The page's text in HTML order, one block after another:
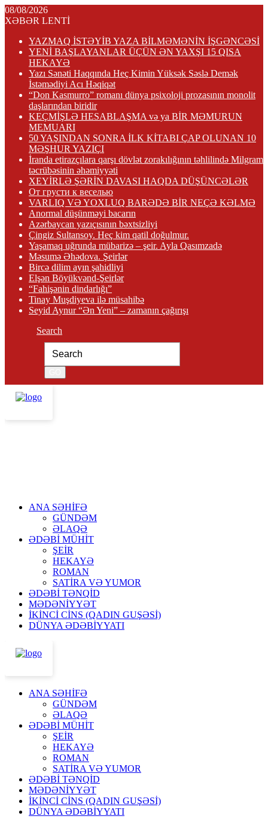
08/08/2026
XƏBƏR LENTİ
YAZMAQ İSTƏYİB YAZA BİLMƏMƏNİN İŞGƏNCƏSİ
YENİ BAŞLAYANLAR ÜÇÜN ƏN YAXŞI 15 QISA
HEKAYƏ
Yazı Sənəti Haqqında Heç Kimin Yüksək Səslə Demək
İstəmədiyi Acı Həqiqət
“Don Kasmurro” romanı dünya psixoloji prozasının monolit
daşlarından biridir
KEÇMİŞLƏ HESABLAŞMA və ya BİR MƏMURUN
MEMUARI
50 YAŞINDAN SONRA İLK KİTABI ÇAP OLUNAN 10
MƏŞHUR YAZIÇI
İranda etirazçılara qarşı dövlət zorakılığının təhlilində Milgram
təcrübəsinin əhəmiyyəti
XEYİRLƏ ŞƏRİN DAVASI HAQDA DÜŞÜNCƏLƏR
От грусти к веселью
VARLIQ VƏ YOXLUQ BARƏDƏ BİR NEÇƏ KƏLMƏ
Anormal düşünməyi bacarın
Azərbaycan yazıçısının bəxtsizliyi
Çingiz Sultansoy. Heç kim qatil doğulmur.
Yaşamaq uğrunda mübarizə – şeir. Ayla Qasımzadə
Məsumə Əhədova. Şeirlər
Bircə dilim ayın şahidliyi
Elşən Böyükvənd-Şeirlər
“Fahişənin dindarlığı”
Tinay Muşdiyeva ilə müsahibə
Seyid Aynur “Ən Yeni” – zamanın çağırışı
Search
ANA SƏHİFƏ
GÜNDƏM
ƏLAQƏ
ƏDƏBİ MÜHİT
ŞEİR
HEKAYƏ
ROMAN
SATİRA VƏ YUMOR
ƏDƏBİ TƏNQİD
MƏDƏNİYYƏT
İKİNCİ CİNS (QADIN GUŞƏSİ)
DÜNYA ƏDƏBİYYATI
ANA SƏHİFƏ
GÜNDƏM
ƏLAQƏ
ƏDƏBİ MÜHİT
ŞEİR
HEKAYƏ
ROMAN
SATİRA VƏ YUMOR
ƏDƏBİ TƏNQİD
MƏDƏNİYYƏT
İKİNCİ CİNS (QADIN GUŞƏSİ)
DÜNYA ƏDƏBİYYATI